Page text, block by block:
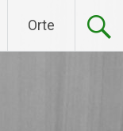
Orte